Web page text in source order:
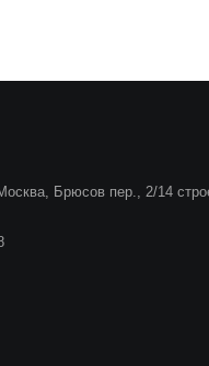
Брюсов пер., 2/14